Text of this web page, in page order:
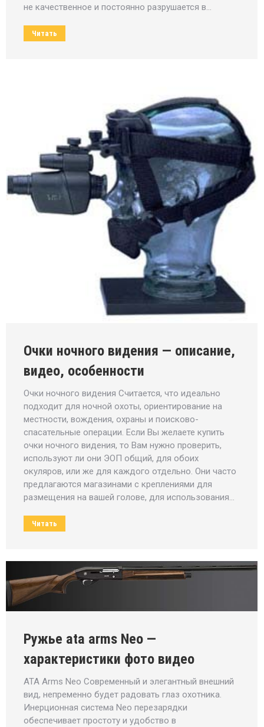
не качественное и постоянно разрушается в…
Читать
Очки ночного видения — описание,
видео, особенности
Очки ночного видения Считается, что идеально
подходит для ночной охоты, ориентирование на
местности, вождения, охраны и поисково-
спасательные операции. Если Вы желаете купить
очки ночного видения, то Вам нужно проверить,
используют ли они ЭОП общий, для обоих
окуляров, или же для каждого отдельно. Они часто
предлагаются магазинами с креплениями для
размещения на вашей голове, для использования…
Читать
Ружье ata arms Neo —
характеристики фото видео
ATA Arms Neo Современный и элегантный внешний
вид, непременно будет радовать глаз охотника.
Инерционная система Neo перезарядки
обеспечивает простоту и удобство в